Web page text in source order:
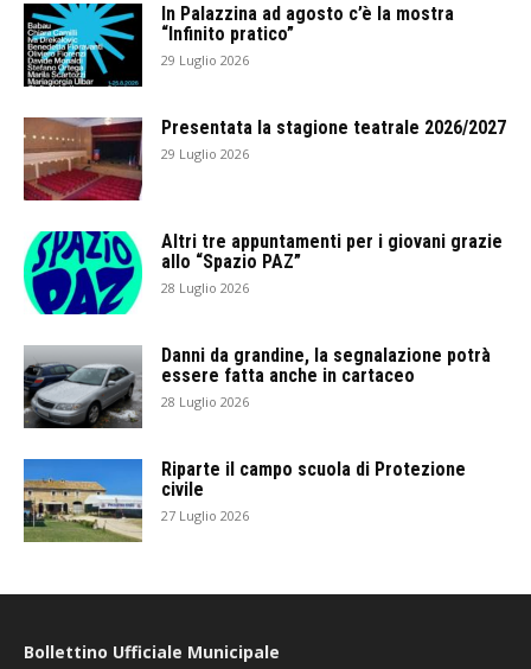
In Palazzina ad agosto c’è la mostra
“Infinito pratico”
29 Luglio 2026
Presentata la stagione teatrale 2026/2027
29 Luglio 2026
Altri tre appuntamenti per i giovani grazie
allo “Spazio PAZ”
28 Luglio 2026
Danni da grandine, la segnalazione potrà
essere fatta anche in cartaceo
28 Luglio 2026
Riparte il campo scuola di Protezione
civile
27 Luglio 2026
Bollettino Ufficiale Municipale